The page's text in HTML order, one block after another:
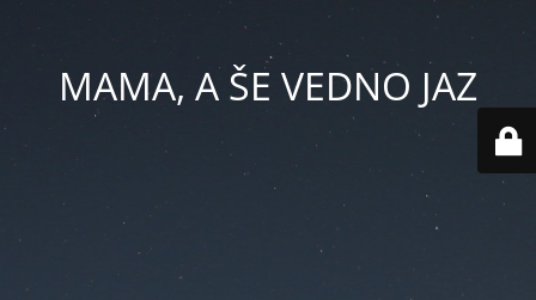
MAMA, A ŠE VEDNO JAZ